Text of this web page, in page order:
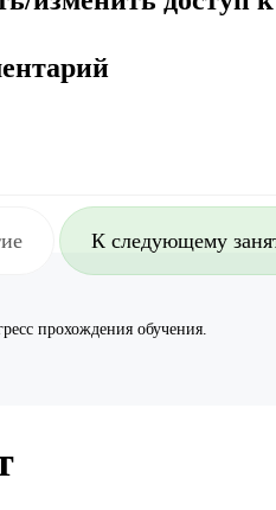
К следующему
прохождения обучения.